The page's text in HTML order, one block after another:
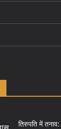
तिरुपति में